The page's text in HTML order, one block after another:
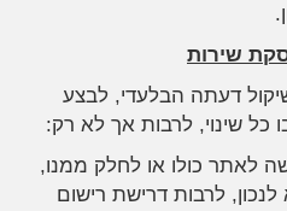
שירות
דעתה הבלעדי, לבצע
כל שינוי, לרבות אך לא רק:
לאתר כולו או לחלק ממנו,
לרבות דרישת רישום